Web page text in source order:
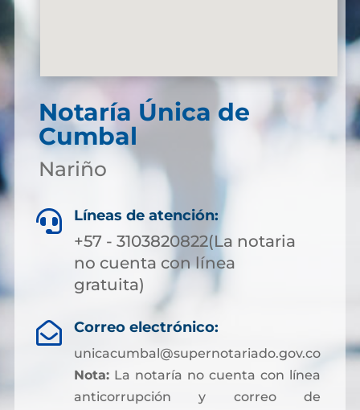
Notaría Única de
Cumbal
Nariño
 Líneas de atención:
+57 - 3103820822(La notaria
no cuenta con línea
gratuita)
 Correo electrónico:
unicacumbal@supernotariado.gov.co
Nota:La notaría no cuenta con línea
anticorrupción y correo de